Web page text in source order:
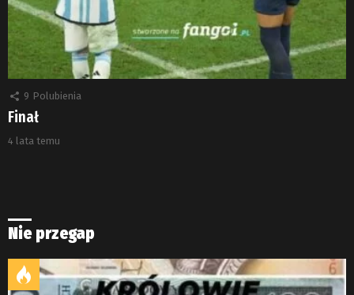
9 Polubienia
Finał
4 lata temu
Nie przegap